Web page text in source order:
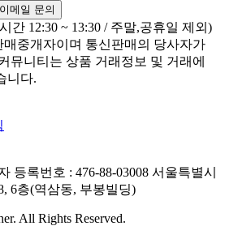
이메일 문의
간 12:30 ~ 13:30 / 주말,공휴일 제외)
중개자이며 통신판매의 당사자가
뮤니티는 상품 거래정보 및 거래에
니다.
등록번호 : 476-88-03008 서울특별시
6층(역삼동, 부봉빌딩)
All Rights Reserved.